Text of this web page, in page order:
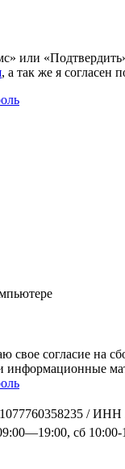
или
, а так же я согласен
согласие на
информационные
/ ИНН
сб 10:00-